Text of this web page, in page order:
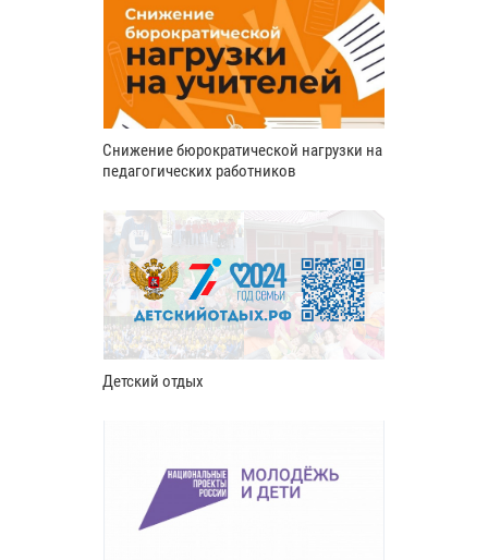
Снижение бюрократической нагрузки на
педагогических работников
Детский отдых